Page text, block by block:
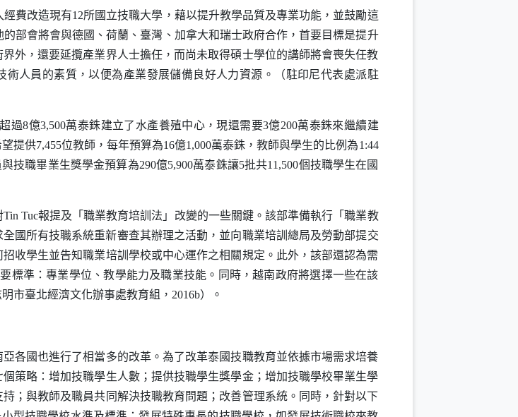
經費改造現有12所國立技職大學，藉以提升教學品質及專業功能，並鼓勵這
的部會將會與德國、荷蘭、臺灣、加拿大和瑞士政府合作，首要目標是提升
外，還要延攬產業界人士擔任，而尚未取得碩士學位的講師將會喪失任教
術人員的素質，以便為產業發展儲備良好人力資源。（駐印尼代表處派駐
過8億3,500萬泰銖建立了水產養殖中心，現還需要3億200萬泰銖來繼續建
提供7,455位教師，每年預算為16億1,000萬泰銖，教師與學生的比例為1:44
技職畢業生獎學金預算為290億5,900萬泰銖讓5批共11,500個技職學生在國
Tin Tuc報提及「職業教育培訓法」改變的一些關鍵。該部準備執行「職業教
國所有技職系統重新審查其辦理之活動，並向職業培訓總局及勞動部提交
收學生並告知職業培訓學校或中心運作之相關規定。此外，該部還認為需
標準：專業學位、教學能力及職業技能。同時，越南政府將選擇一些在該
市臺北經濟文化辦事處教育組，2016b）。
國也進行了相當多的改革。為了改革泰國技職教育並依據市場需求培養
策略：增加技職學生人數；提供技職學生獎學金；增加技職學校畢業生學
；與教師及職員共同解決技職教育問題；改善管理系統。同時，針對以下